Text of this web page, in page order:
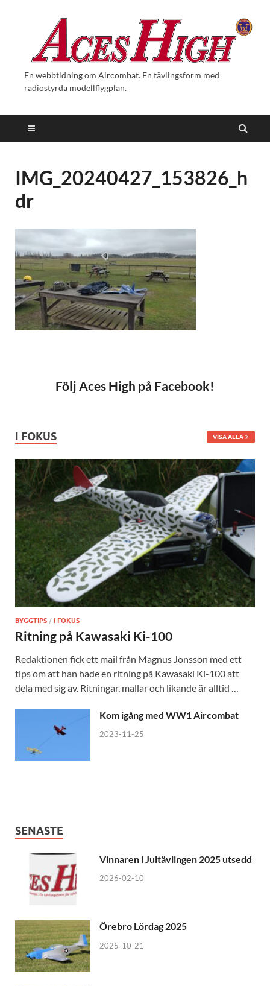
En webbtidning om Aircombat. En tävlingsform med
radiostyrda modellflygplan.
IMG_20240427_153826_h
dr
Följ Aces High på Facebook!
I FOKUS VISA ALLA
BYGGTIPS / I FOKUS
Ritning på Kawasaki Ki-100
Redaktionen fick ett mail från Magnus Jonsson med ett
tips om att han hade en ritning på Kawasaki Ki-100 att
dela med sig av. Ritningar, mallar och likande är alltid …
Kom igång med WW1 Aircombat
2023-11-25
SENASTE
Vinnaren i Jultävlingen 2025 utsedd
2026-02-10
Örebro Lördag 2025
2025-10-21